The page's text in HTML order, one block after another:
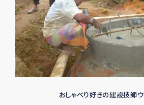
おしゃべり好きの建設技師